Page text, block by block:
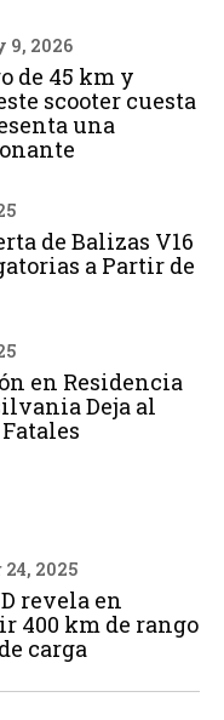
9, 2026
de 45 km y
scooter cuesta
una
de Balizas V16
a Partir de
en Residencia
Deja al
24, 2025
revela en
400 km de rango
carga